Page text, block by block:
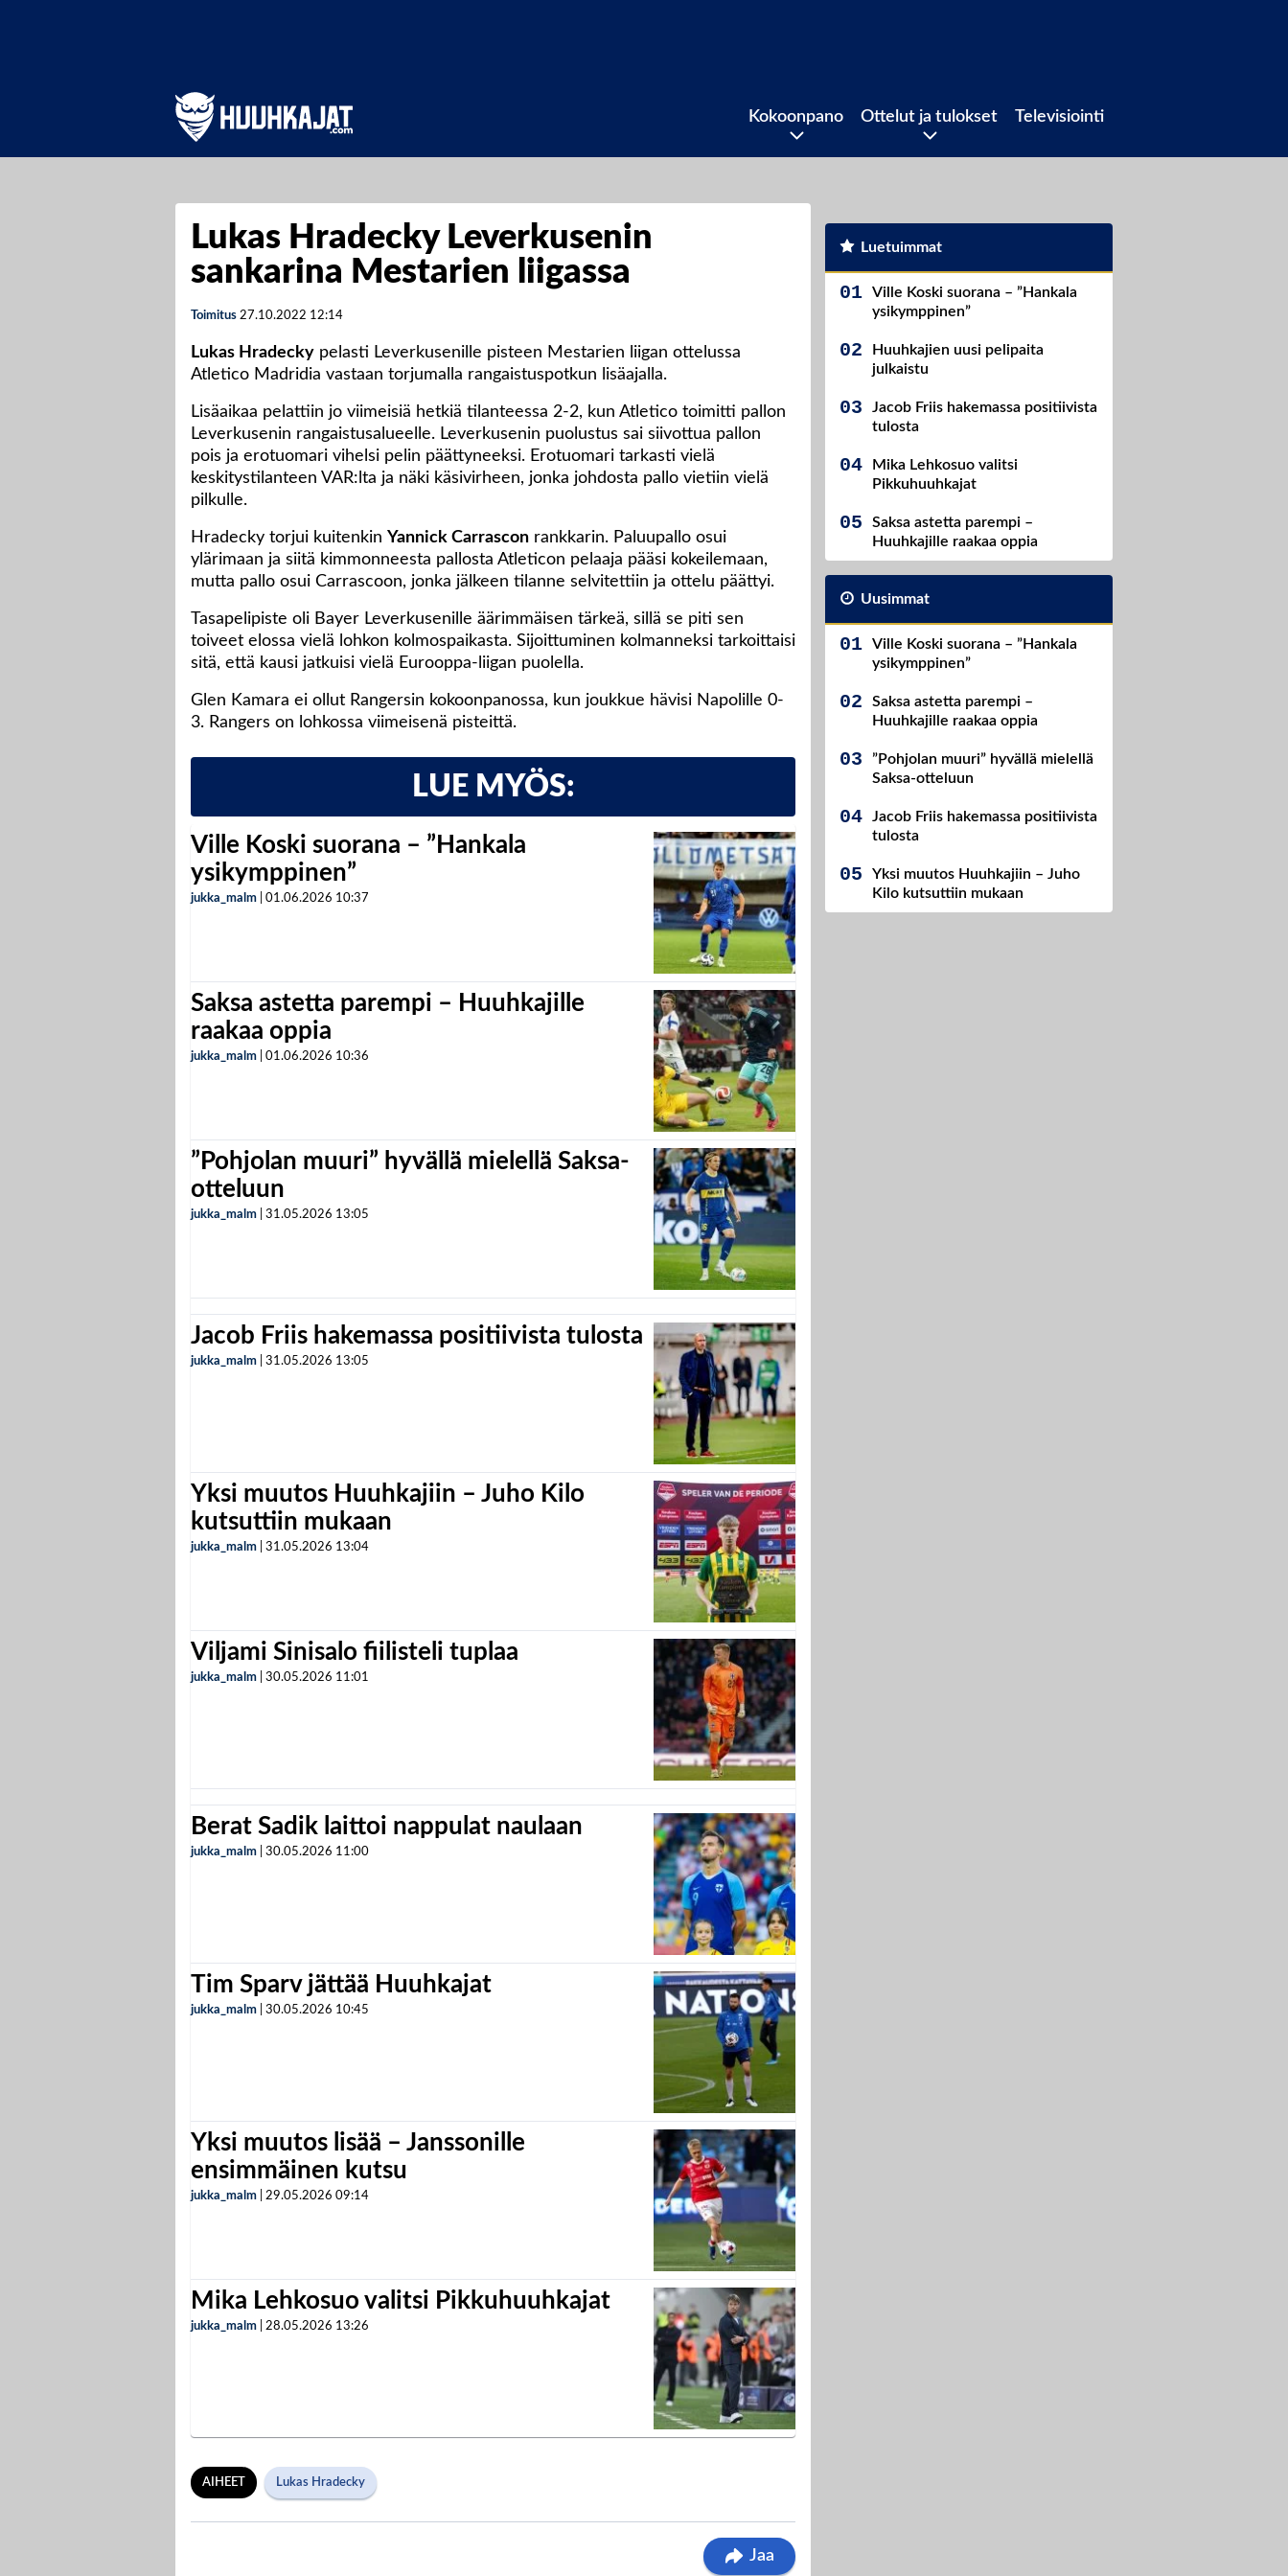
Kokoonpano Ottelut ja tulokset Televisiointi
Lukas Hradecky Leverkusenin
sankarina Mestarien liigassa
Toimitus 27.10.2022 12:14
Lukas Hradecky pelasti Leverkusenille pisteen Mestarien liigan ottelussa
Atletico Madridia vastaan torjumalla rangaistuspotkun lisäajalla.
Lisäaikaa pelattiin jo viimeisiä hetkiä tilanteessa 2-2, kun Atletico toimitti pallon
Leverkusenin rangaistusalueelle. Leverkusenin puolustus sai siivottua pallon
pois ja erotuomari vihelsi pelin päättyneeksi. Erotuomari tarkasti vielä
keskitystilanteen VAR:lta ja näki käsivirheen, jonka johdosta pallo vietiin vielä
pilkulle.
Hradecky torjui kuitenkin Yannick Carrascon rankkarin. Paluupallo osui
ylärimaan ja siitä kimmonneesta pallosta Atleticon pelaaja pääsi kokeilemaan,
mutta pallo osui Carrascoon, jonka jälkeen tilanne selvitettiin ja ottelu päättyi.
Tasapelipiste oli Bayer Leverkusenille äärimmäisen tärkeä, sillä se piti sen
toiveet elossa vielä lohkon kolmospaikasta. Sijoittuminen kolmanneksi tarkoittaisi
sitä, että kausi jatkuisi vielä Eurooppa-liigan puolella.
Glen Kamara ei ollut Rangersin kokoonpanossa, kun joukkue hävisi Napolille 0-
3. Rangers on lohkossa viimeisenä pisteittä.
LUE MYÖS:
Ville Koski suorana – ”Hankala
ysikymppinen”
jukka_malm 01.06.2026 10:37
Saksa astetta parempi – Huuhkajille
raakaa oppia
jukka_malm 01.06.2026 10:36
”Pohjolan muuri” hyvällä mielellä Saksa-
otteluun
jukka_malm 31.05.2026 13:05
Jacob Friis hakemassa positiivista tulosta
jukka_malm 31.05.2026 13:05
Yksi muutos Huuhkajiin – Juho Kilo
kutsuttiin mukaan
jukka_malm 31.05.2026 13:04
Viljami Sinisalo fiilisteli tuplaa
jukka_malm 30.05.2026 11:01
Berat Sadik laittoi nappulat naulaan
jukka_malm 30.05.2026 11:00
Tim Sparv jättää Huuhkajat
jukka_malm 30.05.2026 10:45
Yksi muutos lisää – Janssonille
ensimmäinen kutsu
jukka_malm 29.05.2026 09:14
Mika Lehkosuo valitsi Pikkuhuuhkajat
jukka_malm 28.05.2026 13:26
AIHEET Lukas Hradecky
Jaa
Luetuimmat
Ville Koski suorana – ”Hankala
ysikymppinen”
Huuhkajien uusi pelipaita
julkaistu
Jacob Friis hakemassa positiivista
tulosta
Mika Lehkosuo valitsi
Pikkuhuuhkajat
Saksa astetta parempi –
Huuhkajille raakaa oppia
Uusimmat
Ville Koski suorana – ”Hankala
ysikymppinen”
Saksa astetta parempi –
Huuhkajille raakaa oppia
”Pohjolan muuri” hyvällä mielellä
Saksa-otteluun
Jacob Friis hakemassa positiivista
tulosta
Yksi muutos Huuhkajiin – Juho
Kilo kutsuttiin mukaan